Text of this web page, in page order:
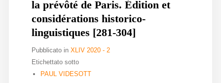
Indici
Seminario
Norme
Diffusione
la prévôté de Paris. Édition et
considérations historico-
linguistiques [281-304]
Pubblicato in XLIV 2020 - 2
Etichettato sotto
PAUL VIDESOTT